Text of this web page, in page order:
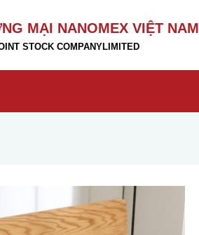
MẠI NANOMEX VIỆT NAM
STOCK COMPANYLIMITED